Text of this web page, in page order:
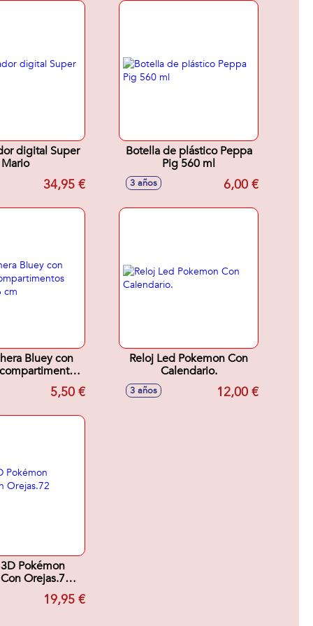
digital Super
Mario
34,95 €
Botella de plástico Peppa
Pig 560 ml
3 años 6,00 €
Bluey con
cm5,50 €
Reloj Led Pokemon Con
Calendario.
3 años 12,00 €
Pokémon
Orejas.72
19,95 €